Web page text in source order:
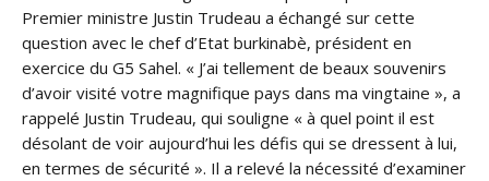
Premier ministre Justin Trudeau a échangé sur cette
question avec le chef d’Etat burkinabè, président en
exercice du G5 Sahel. « J’ai tellement de beaux souvenirs
d’avoir visité votre magnifique pays dans ma vingtaine », a
rappelé Justin Trudeau, qui souligne « à quel point il est
désolant de voir aujourd’hui les défis qui se dressent à lui,
en termes de sécurité ». Il a relevé la nécessité d’examiner